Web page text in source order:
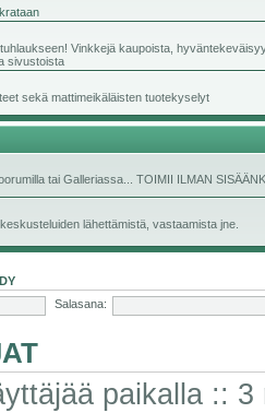
Vinkkejä kaupoista,
sivustoista
sekä mattimeikäläisten tuotekyselyt
tai Galleriassa... TOIMII ILMAN
lähettämistä, vastaamista jne.
Salasana:
paikalla ::